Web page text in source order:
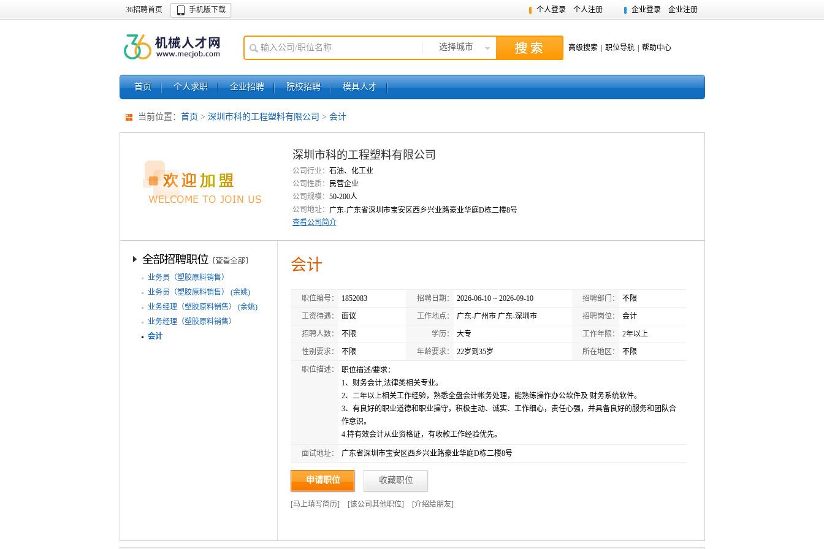
36招聘首页 手机版下载 个人登录 个人注册 企业登录 企业注册
选择城市 高级搜索 职位导航 帮助中心
首页 个人求职 企业招聘 院校招聘 模具人才
当前位置： 首页 > 深圳市科的工程塑料有限公司 > 会计
深圳市科的工程塑料有限公司
公司行业： 石油、化工业
公司性质：
民营企业
公司规模： 50-200人
公司地址：
广东-广东省深圳市宝安区西乡兴业路豪业华庭D栋二楼8号
查看公司简介
业务员（塑胶原料销售）
业务员（塑胶原料销售） (余姚)
业务经理（塑胶原料销售） (余姚)
业务经理（塑胶原料销售）
会计
会计
职位编号： 1852083 招聘日期： 2026-06-10 ~ 2026-09-10 招聘部门： 不限
工资待遇： 面议 工作地点： 广东-广州市 广东-深圳市 招聘岗位： 会计
招聘人数： 不限 学历： 大专 工作年限： 2年以上
性别要求： 不限 年龄要求： 22岁到35岁 所在地区： 不限
职位描述：
职位描述/要求：
1、财务会计,法律类相关专业。
2、二年以上相关工作经验，熟悉全盘会计帐务处理，能熟练操作办公软件及 财务系统软件。
3、有良好的职业道德和职业操守，积极主动、诚实、工作细心，责任心强，并具备良好的服务和团队合
作意识。
4.持有效会计从业资格证，有收款工作经验优先。
面试地址： 广东省深圳市宝安区西乡兴业路豪业华庭D栋二楼8号
申请职位 收藏职位
[马上填写简历] [该公司其他职位] [介绍给朋友]